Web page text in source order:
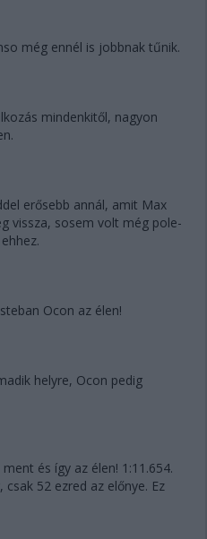
még ennél is jobbnak tűnik.
mindenkitől, nagyon
erősebb annál, amit Max
vissza, sosem volt még pole-
Ocon az élen!
helyre, Ocon pedig
és így az élen! 1:11.654.
52 ezred az előnye. Ez